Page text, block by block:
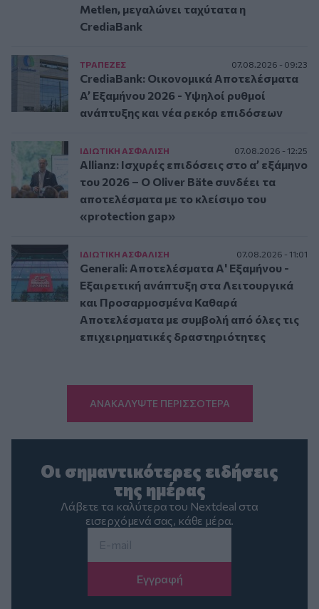
Metlen, μεγαλώνει ταχύτατα η
CrediaBank
ΤΡAΠΕΖΕΣ 07.08.2026 - 09:23
CrediaBank: Οικονομικά Αποτελέσματα
A’ Εξαμήνου 2026 - Υψηλοί ρυθμοί
ανάπτυξης και νέα ρεκόρ επιδόσεων
ΙΔΙΩΤΙΚΗ ΑΣΦAΛΙΣΗ 07.08.2026 - 12:25
Allianz: Ισχυρές επιδόσεις στο α’ εξάμηνο
του 2026 – Ο Oliver Bäte συνδέει τα
αποτελέσματα με το κλείσιμο του
«protection gap»
ΙΔΙΩΤΙΚΗ ΑΣΦAΛΙΣΗ 07.08.2026 - 11:01
Generali: Αποτελέσματα Α' Εξαμήνου -
Εξαιρετική ανάπτυξη στα Λειτουργικά
και Προσαρμοσμένα Καθαρά
Αποτελέσματα με συμβολή από όλες τις
επιχειρηματικές δραστηριότητες
ΑΝΑΚΑΛΥΨΤΕ ΠΕΡΙΣΣΟΤΕΡΑ
Οι σημαντικότερες ειδήσεις
της ημέρας
Λάβετε τα καλύτερα του Nextdeal στα
εισερχόμενά σας, κάθε μέρα.